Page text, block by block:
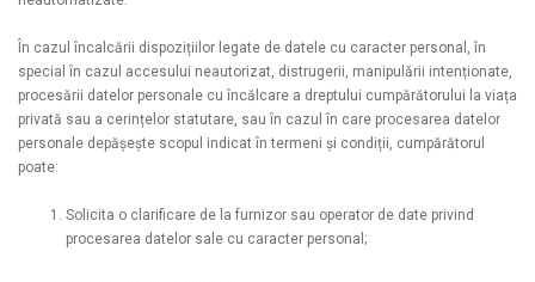
În cazul încalcării dispozițiilor legate de datele cu caracter personal, în
special în cazul accesului neautorizat, distrugerii, manipulării intenționate,
procesării datelor personale cu încălcare a dreptului cumpărătorului la viața
privată sau a cerințelor statutare, sau în cazul în care procesarea datelor
personale depășește scopul indicat în termeni și condiții, cumpărătorul
poate:
Solicita o clarificare de la furnizor sau operator de date privind
procesarea datelor sale cu caracter personal;